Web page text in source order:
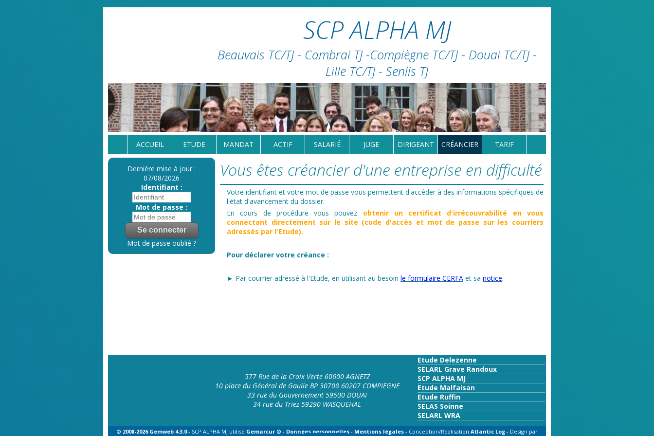
SCP ALPHA MJ
Beauvais TC/TJ - Cambrai TJ -Compiègne TC/TJ - Douai TC/TJ -
Lille TC/TJ - Senlis TJ
ACCUEIL ETUDE MANDAT ACTIF SALARIÉ JUGE DIRIGEANT CRÉANCIER TARIF
Dernière mise à jour :
07/08/2026
Identifiant :
Mot de passe :
Mot de passe oublié ?
Vous êtes créancier d'une entreprise en difficulté
Votre identifiant et votre mot de passe vous permettent d'accéder à des informations spécifiques de
l'état d'avancement du dossier.
En cours de procédure vous pouvez obtenir un certificat d'irrécouvrabilité en vous
connectant directement sur le site (code d'accès et mot de passe sur les courriers
adressés par l'Etude).
Pour déclarer votre créance :
► Par courrier adressé à l'Etude, en utilisant au besoin le formulaire CERFA et sa notice.
577 Rue de la Croix Verte 60600 AGNETZ
10 place du Général de Gaulle BP 30708 60207 COMPIEGNE
33 rue du Gouvernement 59500 DOUAI
34 rue du Triez 59290 WASQUEHAL
Etude Delezenne
SELARL Grave Randoux
SCP ALPHA MJ
Etude Malfaisan
Etude Ruffin
SELAS Soinne
SELARL WRA
© 2008-2026 Gemweb 4.3.0- SCP ALPHA MJ utilise Gemarcur © - Données personnelles - Mentions légales - Conception/Réalisation Atlantic Log - Design par